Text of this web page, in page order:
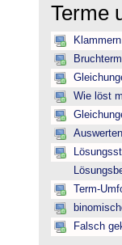
Terme
Wie löst
Term-
Falsch